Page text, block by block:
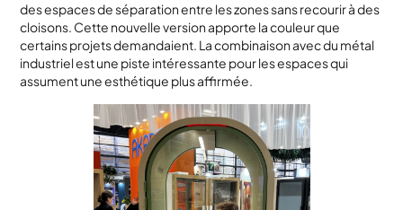
des espaces de séparation entre les zones sans recourir à des
cloisons. Cette nouvelle version apporte la couleur que
certains projets demandaient. La combinaison avec du métal
industriel est une piste intéressante pour les espaces qui
assument une esthétique plus affirmée.